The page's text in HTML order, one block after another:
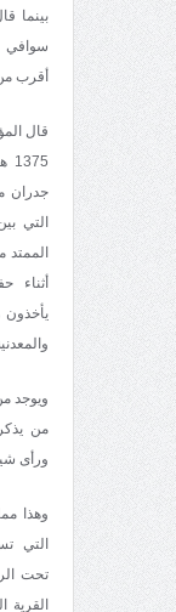
بينما
سوافي
أقرب
قال
جدران
التي
الممتد
أثناء
يأخذون
من
ورأى
وهذا
التي
تحت
القرية